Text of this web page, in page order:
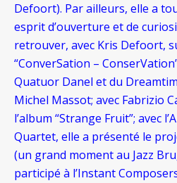
Defoort). Par ailleurs, elle a
esprit d’ouverture et de
retrouver, avec Kris Defoort,
“ConverSation –
Quatuor Danel et du
Michel Massot; avec Fabrizio
l’album “Strange Fruit”; avec
Quartet, elle a présenté le
(un grand moment au Jazz
participé à l’Instant